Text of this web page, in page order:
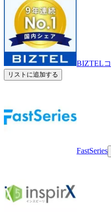
BIZTEL
リストに追加する
FastSeries